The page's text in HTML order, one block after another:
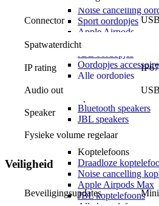
Noise cancelling
Sport oordopjes
Apple Airpods
Samsung Galaxy
Oordopjes
Alle oordopjes
Speakers
Bluetooth speakers
JBL speakers
Alle speakers
Koptelefoons
Koptelefoons
Draadloze
Noise cancelling
Apple Airpods Max
JBL koptelefoons
Connector
Spatwaterdicht
IP rating IP67
Audio out
Speaker
Fysieke volume regelaar
Veiligheid
Beveiligingsupdates